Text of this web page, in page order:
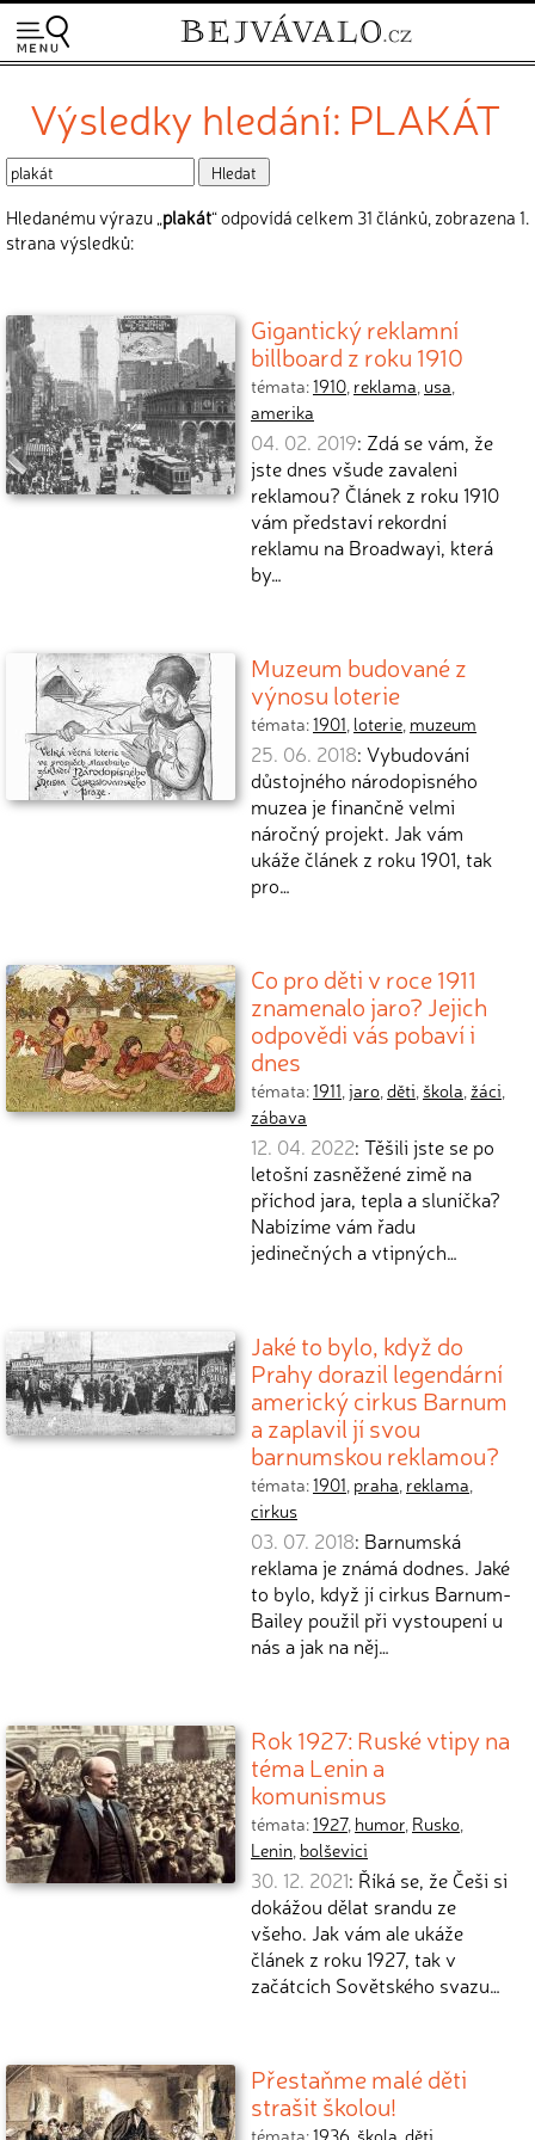
Výsledky hledání: PLAKÁT
Hledanému výrazu „plakát“ odpovídá celkem 31 článků, zobrazena 1.
strana výsledků:
Gigantický reklamní
billboard z roku 1910
témata:1910, reklama, usa,
amerika
04. 02. 2019: Zdá se vám, že
jste dnes všude zavaleni
reklamou? Článek z roku 1910
vám představí rekordní
reklamu na Broadwayi, která
by…
Muzeum budované z
výnosu loterie
témata:1901, loterie, muzeum
25. 06. 2018: Vybudování
důstojného národopisného
muzea je finančně velmi
náročný projekt. Jak vám
ukáže článek z roku 1901, tak
pro…
Co pro děti v roce 1911
znamenalo jaro? Jejich
odpovědi vás pobaví i
dnes
témata:1911,jaro,děti, škola, žáci,
zábava
12. 04. 2022: Těšili jste se po
letošní zasněžené zimě na
příchod jara, tepla a sluníčka?
Nabízíme vám řadu
jedinečných a vtipných…
Jaké to bylo, když do
Prahy dorazil legendární
americký cirkus Barnum
a zaplavil jí svou
barnumskou reklamou?
témata:1901, praha, reklama,
cirkus
03. 07. 2018: Barnumská
reklama je známá dodnes. Jaké
to bylo, když jí cirkus Barnum-
Bailey použil při vystoupení u
nás a jak na něj…
Rok 1927: Ruské vtipy na
téma Lenin a
komunismus
témata:1927, humor, Rusko,
Lenin, bolševici
30. 12. 2021: Říká se, že Češi si
dokážou dělat srandu ze
všeho. Jak vám ale ukáže
článek z roku 1927, tak v
začátcích Sovětského svazu…
Přestaňme malé děti
strašit školou!
témata:1936 škola děti